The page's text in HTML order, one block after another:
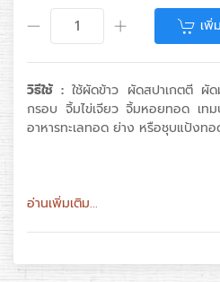
เพิ่
วิธีใช้ : ใช้ผัดข้าว ผัดสปาเกตตี ผั
กรอบ จิ้มไข่เจียว จิ้มหอยทอด เท
อาหารทะเลทอด ย่าง หรือชุบแป้งท
อ่านเพิ่มเติม...